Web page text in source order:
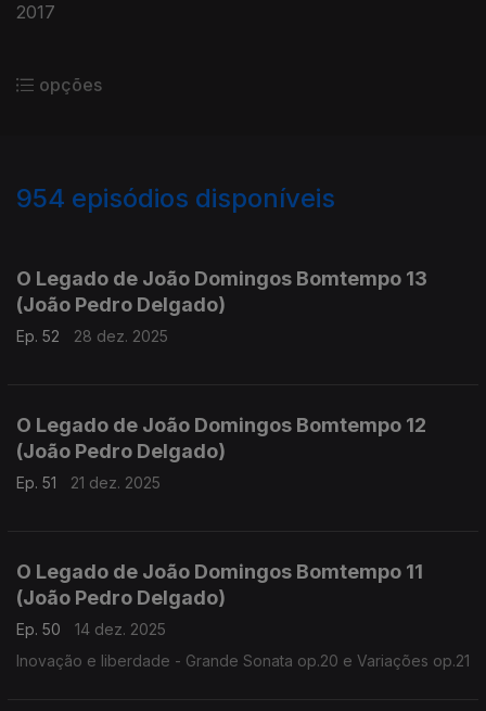
2017
opções
954 episódios disponíveis
O Legado de João Domingos Bomtempo 13
(João Pedro Delgado)
Ep. 52 28 dez. 2025
O Legado de João Domingos Bomtempo 12
(João Pedro Delgado)
Ep. 51 21 dez. 2025
O Legado de João Domingos Bomtempo 11
(João Pedro Delgado)
Ep. 50
14 dez. 2025
Inovação e liberdade - Grande Sonata op.20 e Variações op.21